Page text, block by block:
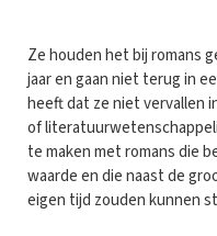
Ze houden het bij romans
jaar en gaan niet terug in
heeft dat ze niet vervallen
of
te maken met romans die
waarde en die naast de
eigen tijd zouden kunnen